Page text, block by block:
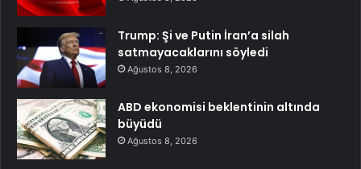
Trump: Şi ve Putin İran’a silah
satmayacaklarını söyledi
Ağustos 8, 2026
ABD ekonomisi beklentinin altında
büyüdü
Ağustos 8, 2026